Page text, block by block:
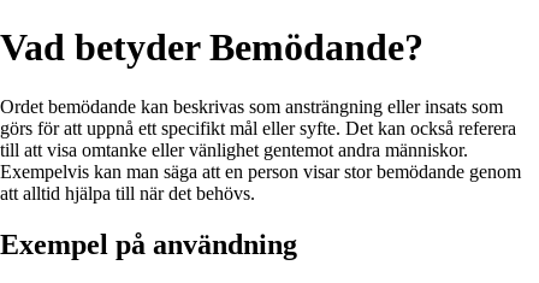
Vad betyder Bemödande?
Ordet bemödande kan beskrivas som ansträngning eller insats som
görs för att uppnå ett specifikt mål eller syfte. Det kan också referera
till att visa omtanke eller vänlighet gentemot andra människor.
Exempelvis kan man säga att en person visar stor bemödande genom
att alltid hjälpa till när det behövs.
Exempel på användning